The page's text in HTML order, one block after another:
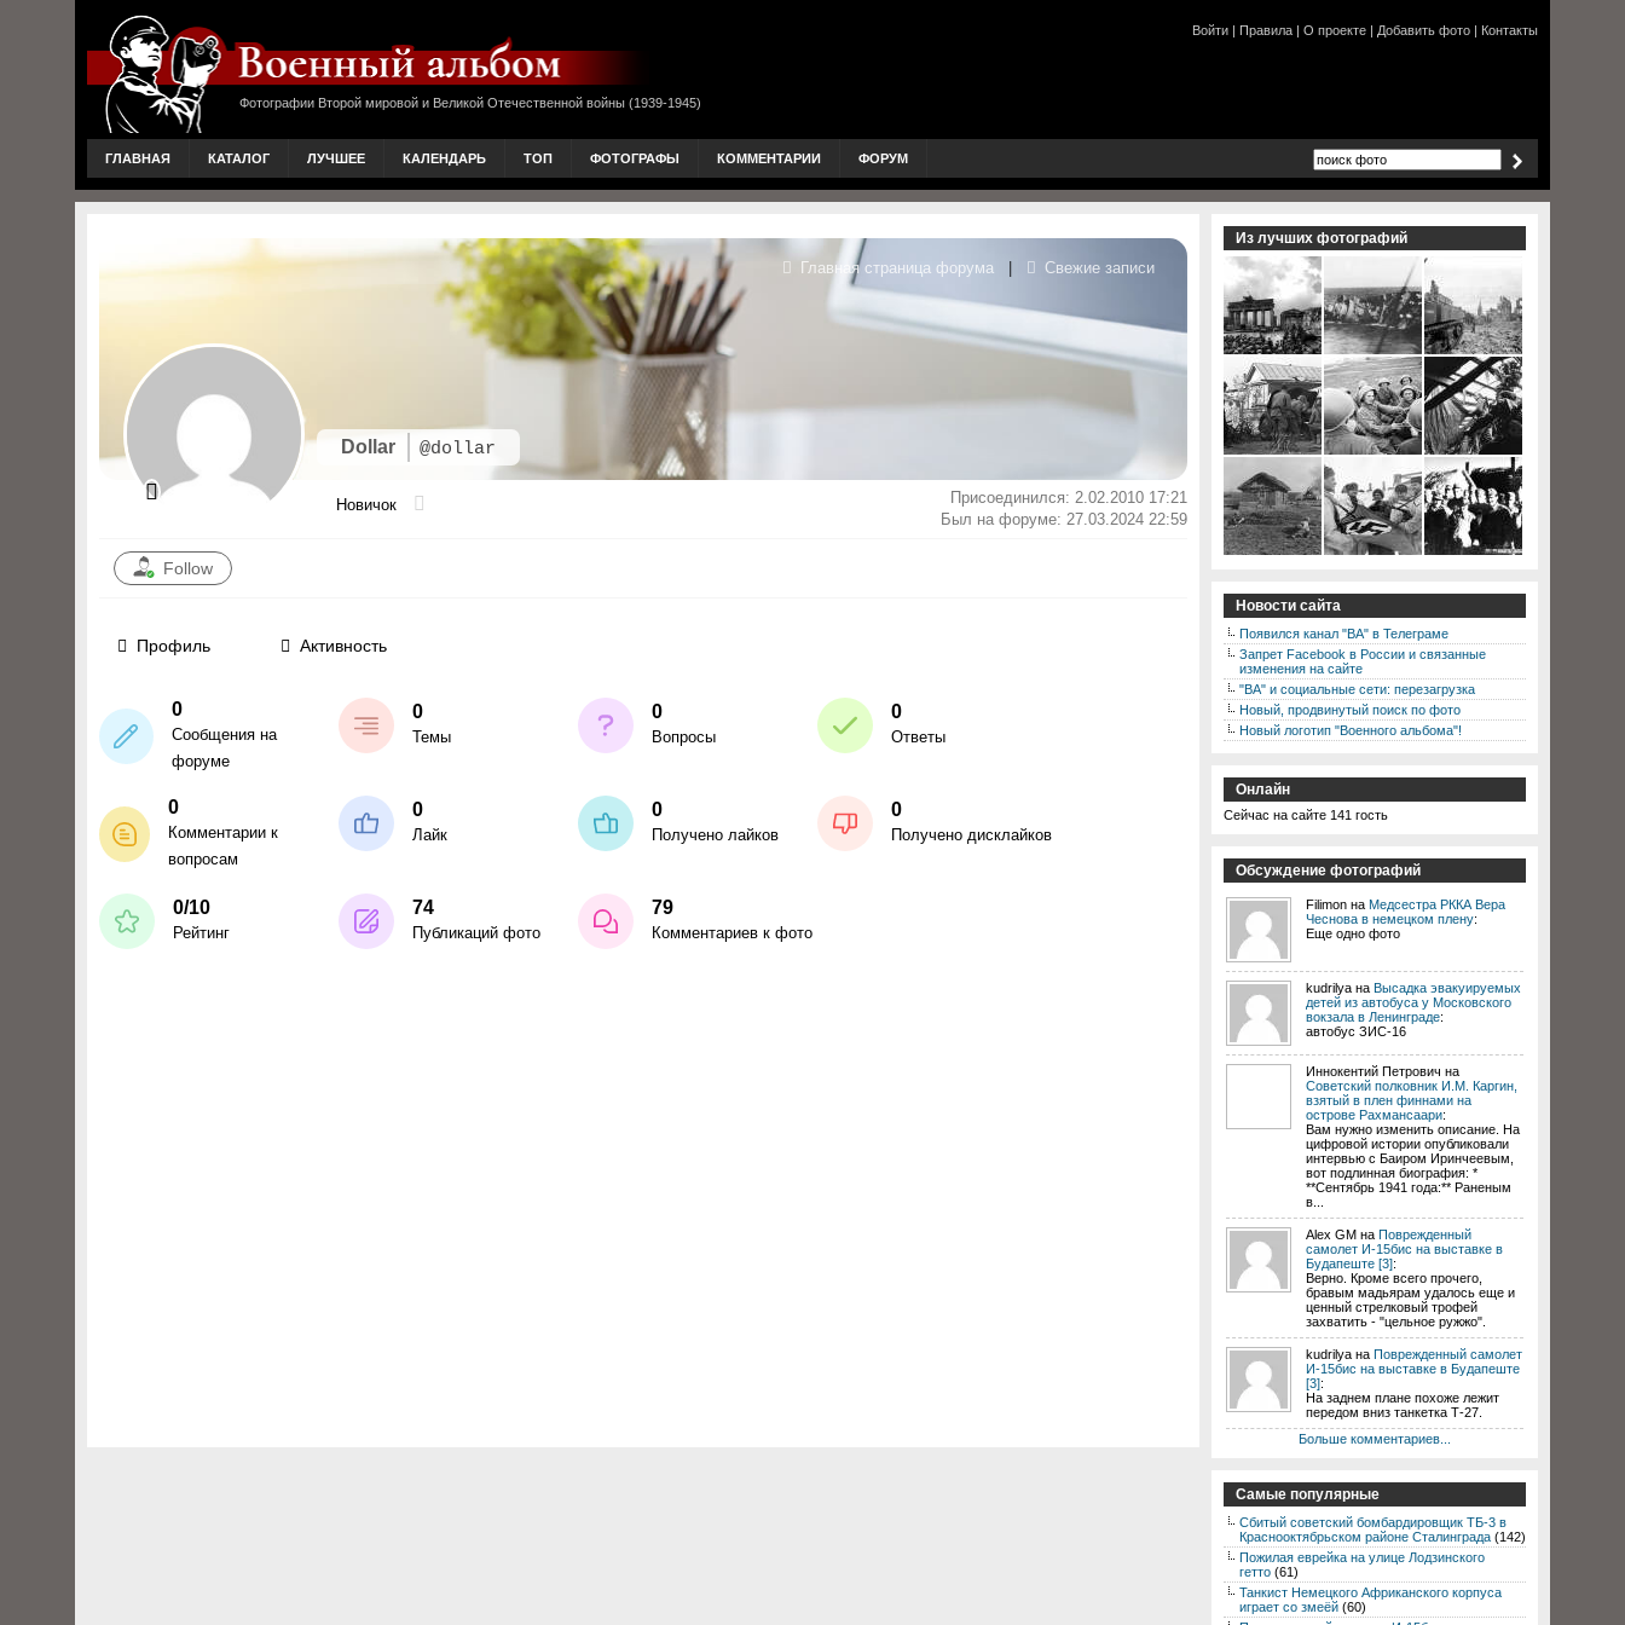
Фотографии Второй мировой и Великой Отечественной войны (1939-1945)
Войти | Правила | О проекте | Добавить фото | Контакты
ГЛАВНАЯ КАТАЛОГ ЛУЧШЕЕ КАЛЕНДАРЬ ТОП ФОТОГРАФЫ КОММЕНТАРИИ ФОРУМ
Dollar @dollar
Главная страница форума Свежие записи
Новичок
Присоединился: 2.02.2010 17:21
Был на форуме: 27.03.2024 22:59
Follow
Профиль Активность
0
Сообщения на
форуме
0
Темы
0
Вопросы
0
Ответы
0
Комментарии к
вопросам
0
Лайк
0
Получено лайков
0
Получено дисклайков
0/10
Рейтинг
74
Публикаций фото
79
Комментариев к фото
Из лучших фотографий
Новости сайта
Появился канал "ВА" в Телеграме
Запрет Facebook в России и связанные
изменения на сайте
"ВА" и социальные сети: перезагрузка
Новый, продвинутый поиск по фото
Новый логотип "Военного альбома"!
Онлайн
Сейчас на сайте 141 гость
Обсуждение фотографий
Filimon на Медсестра РККА Вера
Чеснова в немецком плену:
Еще одно фото
kudrilya на Высадка эвакуируемых
детей из автобуса у Московского
вокзала в Ленинграде:
автобус ЗИС-16
Иннокентий Петрович на
Советский полковник И.М. Каргин,
взятый в плен финнами на
острове Рахмансаари:
Вам нужно изменить описание. На
цифровой истории опубликовали
интервью с Баиром Иринчеевым,
вот подлинная биография: *
**Сентябрь 1941 года:** Раненым
в...
Alex GM на Поврежденный
самолет И-15бис на выставке в
Будапеште [3]:
Верно. Кроме всего прочего,
бравым мадьярам удалось еще и
ценный стрелковый трофей
захватить - "цельное ружжо".
kudrilya на Поврежденный самолет
И-15бис на выставке в Будапеште
[3]:
На заднем плане похоже лежит
передом вниз танкетка Т-27.
Больше комментариев...
Самые популярные
Сбитый советский бомбардировщик ТБ-3 в
Краснооктябрьском районе Сталинграда (142)
Пожилая еврейка на улице Лодзинского
гетто (61)
Танкист Немецкого Африканского корпуса
играет со змеёй (60)